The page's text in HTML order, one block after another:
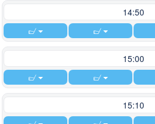
14:50
15:00
15:10